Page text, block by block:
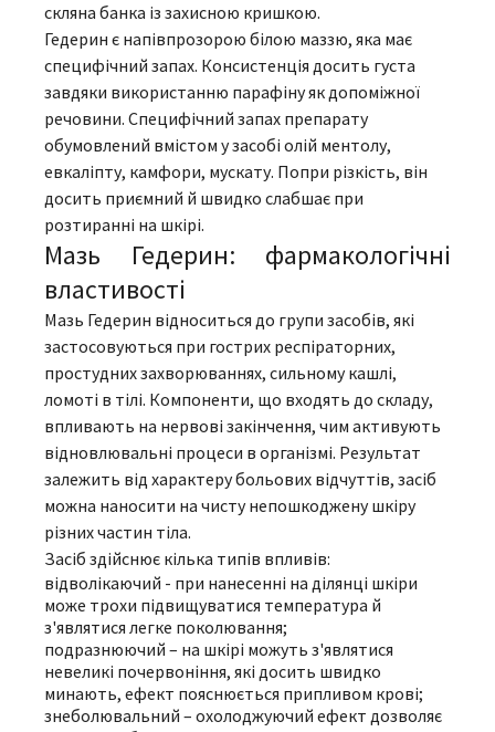
скляна банка із захисною кришкою.
Гедерин є напівпрозорою білою маззю, яка має
специфічний запах. Консистенція досить густа
завдяки використанню парафіну як допоміжної
речовини. Специфічний запах препарату
обумовлений вмістом у засобі олій ментолу,
евкаліпту, камфори, мускату. Попри різкість, він
досить приємний й швидко слабшає при
розтиранні на шкірі.
Мазь Гедерин: фармакологічні
властивості
Мазь Гедерин відноситься до групи засобів, які
застосовуються при гострих респіраторних,
простудних захворюваннях, сильному кашлі,
ломоті в тілі. Компоненти, що входять до складу,
впливають на нервові закінчення, чим активують
відновлювальні процеси в організмі. Результат
залежить від характеру больових відчуттів, засіб
можна наносити на чисту непошкоджену шкіру
різних частин тіла.
Засіб здійснює кілька типів впливів:
відволікаючий - при нанесенні на ділянці шкіри
може трохи підвищуватися температура й
з'являтися легке поколювання;
подразнюючий – на шкірі можуть з'являтися
невеликі почервоніння, які досить швидко
минають, ефект пояснюється припливом крові;
знеболювальний – охолоджуючий ефект дозволяє